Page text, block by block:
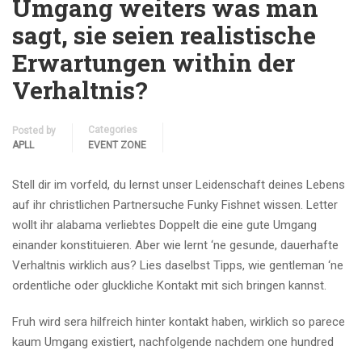
Umgang weiters was man
sagt, sie seien realistische
Erwartungen within der
Verhaltnis?
Posted by
APLL
Categories
EVENT ZONE
Stell dir im vorfeld, du lernst unser Leidenschaft deines Lebens
auf ihr christlichen Partnersuche Funky Fishnet wissen. Letter
wollt ihr alabama verliebtes Doppelt die eine gute Umgang
einander konstituieren. Aber wie lernt ‘ne gesunde, dauerhafte
Verhaltnis wirklich aus? Lies daselbst Tipps, wie gentleman ‘ne
ordentliche oder gluckliche Kontakt mit sich bringen kannst.
Fruh wird sera hilfreich hinter kontakt haben, wirklich so parece
kaum Umgang existiert, nachfolgende nachdem one hundred